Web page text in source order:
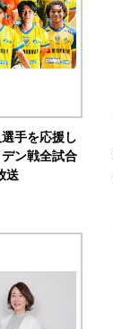
手を応援し
ン戦全試合
送